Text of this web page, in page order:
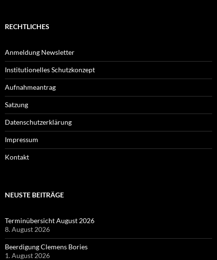
RECHTLICHES
Anmeldung Newsletter
Institutionelles Schutzkonzept
Aufnahmeantrag
Satzung
Datenschutzerklärung
Impressum
Kontakt
NEUSTE BEITRÄGE
Terminübersicht August 2026
8. August 2026
Beerdigung Clemens Bories
1. August 2026